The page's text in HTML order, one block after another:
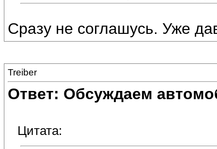
Сразу не соглашусь. Уже
Treiber
Ответ: Обсуждаем
Цитата: